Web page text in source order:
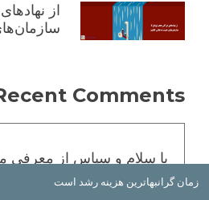
زمان گرانبهاترین هزینه رشد است
از
Comments
با سلام و سپاس از معرفی
ارزشمند جنابعالی. به